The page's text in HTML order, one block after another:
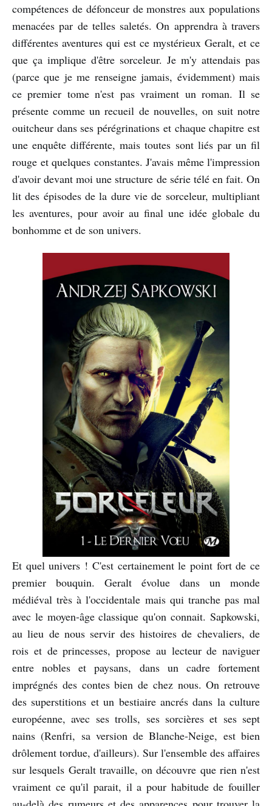
compétences de défonceur de monstres aux populations
menacées par de telles saletés. On apprendra à travers
différentes aventures qui est ce mystérieux Geralt, et ce
que ça implique d'être sorceleur. Je m'y attendais pas
(parce que je me renseigne jamais, évidemment) mais
ce premier tome n'est pas vraiment un roman. Il se
présente comme un recueil de nouvelles, on suit notre
ouitcheur dans ses pérégrinations et chaque chapitre est
une enquête différente, mais toutes sont liés par un fil
rouge et quelques constantes. J'avais même l'impression
d'avoir devant moi une structure de série télé en fait. On
lit des épisodes de la dure vie de sorceleur, multipliant
les aventures, pour avoir au final une idée globale du
bonhomme et de son univers.
Et quel univers ! C'est certainement le point fort de ce
premier bouquin. Geralt évolue dans un monde
médiéval très à l'occidentale mais qui tranche pas mal
avec le moyen-âge classique qu'on connait. Sapkowski,
au lieu de nous servir des histoires de chevaliers, de
rois et de princesses, propose au lecteur de naviguer
entre nobles et paysans, dans un cadre fortement
imprégnés des contes bien de chez nous. On retrouve
des superstitions et un bestiaire ancrés dans la culture
européenne, avec ses trolls, ses sorcières et ses sept
nains (Renfri, sa version de Blanche-Neige, est bien
drôlement tordue, d'ailleurs). Sur l'ensemble des affaires
sur lesquels Geralt travaille, on découvre que rien n'est
vraiment ce qu'il parait, il a pour habitude de fouiller